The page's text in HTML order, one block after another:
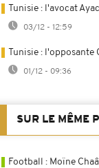
Tunisie : l'avocat
03/12 - 12:59
Tunisie :
01/12 - 09:36
SUR LE MÊME
Football : Moïne